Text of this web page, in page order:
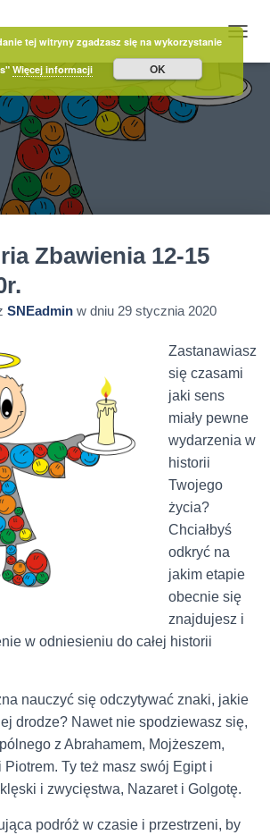
Zbawienia 12-15
SNEadmin w dniu 29 stycznia 2020
Zastanawiasz
się czasami
jaki sens
miały pewne
wydarzenia w
historii
Twojego
życia?
Chciałbyś
odkryć na
jakim etapie
obecnie się
znajdujesz i
w odniesieniu do całej historii
nauczyć się odczytywać znaki, jakie
drodze? Nawet nie spodziewasz się,
z Abrahamem, Mojżeszem,
Piotrem. Ty też masz swój Egipt i
i zwycięstwa, Nazaret i Golgotę.
podróż w czasie i przestrzeni, by
tej witryny zgadzasz się na wykorzystanie
Więcej informacji OK